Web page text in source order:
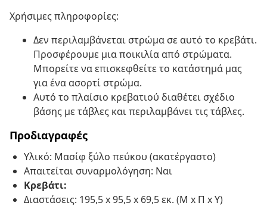
Χρήσιμες πληροφορίες:
Δεν περιλαμβάνεται στρώμα σε αυτό το κρεβάτι.
Προσφέρουμε μια ποικιλία από στρώματα.
Μπορείτε να επισκεφθείτε το κατάστημά μας
για ένα ασορτί στρώμα.
Αυτό το πλαίσιο κρεβατιού διαθέτει σχέδιο
βάσης με τάβλες και περιλαμβάνει τις τάβλες.
Προδιαγραφές
Υλικό: Μασίφ ξύλο πεύκου (ακατέργαστο)
Απαιτείται συναρμολόγηση: Ναι
Κρεβάτι:
Διαστάσεις: 195,5 x 95,5 x 69,5 εκ. (Μ x Π x Υ)